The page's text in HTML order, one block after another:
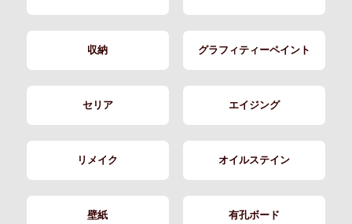
収納 グラフィティーペイント
セリア エイジング
リメイク オイルステイン
壁紙 有孔ボード